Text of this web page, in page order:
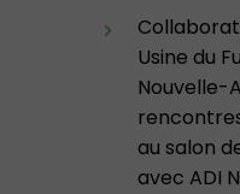
Usine du
Nouvelle-
au salon
avec ADI